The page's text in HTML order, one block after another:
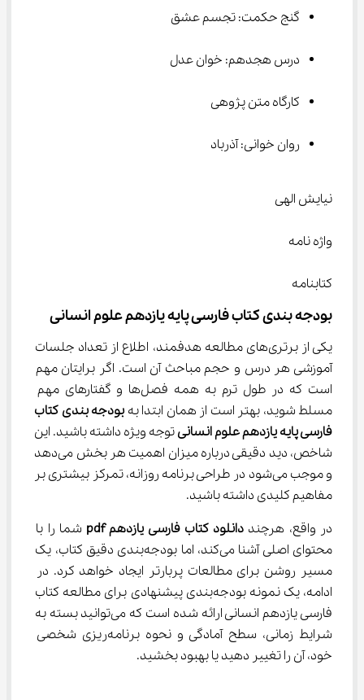
گنج حکمت: تجسم عشق
درس هجدهم: خوان عدل
کارگاه متن پژوهی
روان خوانی: آذرباد
نیایش الهی
واژه نامه
کتابنامه
بودجه‌ بندی کتاب فارسی پایه یازدهم علوم انسانی
یکی از برتری‌های مطالعه هدفمند، اطلاع از تعداد جلسات
آموزشی هر درس و حجم مباحث آن است. اگر برایتان مهم
است که در طول ترم به همه فصل‌ها و گفتارهای مهم
مسلط شوید، بهتر است از همان ابتدا به بودجه بندی کتاب
فارسی پایه یازدهم علوم انسانی توجه ویژه داشته باشید. این
شاخص، دید دقیقی درباره میزان اهمیت هر بخش می‌دهد
و موجب می‌شود در طراحی برنامه روزانه، تمرکز بیشتری بر
مفاهیم کلیدی داشته باشید.
در واقع، هرچند دانلود کتاب فارسی یازدهم pdf شما را با
محتوای اصلی آشنا می‌کند، اما بودجه‌بندی دقیق کتاب، یک
مسیر روشن برای مطالعات پربارتر ایجاد خواهد کرد. در
ادامه، یک نمونه بودجه‌بندی پیشنهادی برای مطالعه کتاب
فارسی یازدهم انسانی ارائه شده است که می‌توانید بسته به
شرایط زمانی، سطح آمادگی و نحوه برنامه‌ریزی شخصی
خود، آن را تغییر دهید یا بهبود بخشید.